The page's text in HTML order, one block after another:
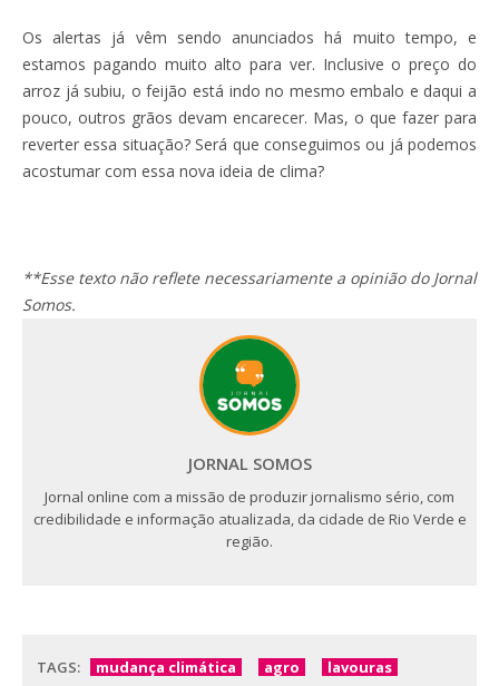
Os alertas já vêm sendo anunciados há muito tempo, e
estamos pagando muito alto para ver. Inclusive o preço do
arroz já subiu, o feijão está indo no mesmo embalo e daqui a
pouco, outros grãos devam encarecer. Mas, o que fazer para
reverter essa situação? Será que conseguimos ou já podemos
acostumar com essa nova ideia de clima?
**Esse texto não reflete necessariamente a opinião do Jornal
Somos.
JORNAL SOMOS
Jornal online com a missão de produzir jornalismo sério, com
credibilidade e informação atualizada, da cidade de Rio Verde e
região.
TAGS: mudança climática agro
lavouras